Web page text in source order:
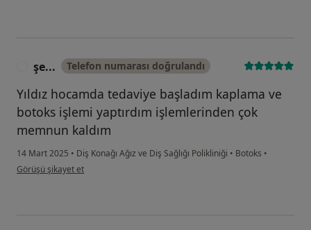
şe... Telefon numarası doğrulandı
Yıldız hocamda tedaviye başladım kaplama ve
botoks işlemi yaptırdım işlemlerinden çok
memnun kaldım
14 Mart 2025 • Diş Konağı Ağız ve Diş Sağlığı Polikliniği • Botoks •
kullanıcının görüşüne göre şe...
Görüşü şikayet et